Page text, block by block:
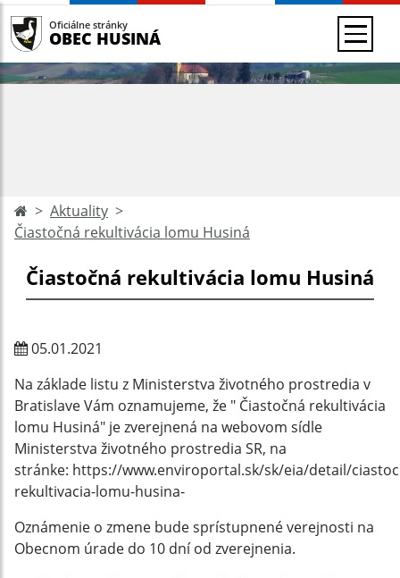
Oficiálne stránky
OBEC HUSINÁ
Aktuality
Čiastočná rekultivácia lomu Husiná
Čiastočná rekultivácia lomu Husiná
05.01.2021
Na základe listu z Ministerstva životného prostredia v
Bratislave Vám oznamujeme, že " Čiastočná rekultivácia
lomu Husiná" je zverejnená na webovom sídle
Ministerstva životného prostredia SR, na
stránke: https://www.enviroportal.sk/sk/eia/detail/
rekultivacia-lomu-husina-
Oznámenie o zmene bude sprístupnené verejnosti na
Obecnom úrade do 10 dní od zverejnenia.